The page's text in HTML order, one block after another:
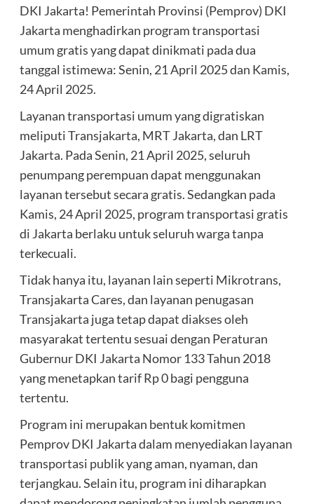
DKI Jakarta! Pemerintah Provinsi (Pemprov) DKI
Jakarta menghadirkan program transportasi
umum gratis yang dapat dinikmati pada dua
tanggal istimewa: Senin, 21 April 2025 dan Kamis,
24 April 2025.
Layanan transportasi umum yang digratiskan
meliputi Transjakarta, MRT Jakarta, dan LRT
Jakarta. Pada Senin, 21 April 2025, seluruh
penumpang perempuan dapat menggunakan
layanan tersebut secara gratis. Sedangkan pada
Kamis, 24 April 2025, program transportasi gratis
di Jakarta berlaku untuk seluruh warga tanpa
terkecuali.
Tidak hanya itu, layanan lain seperti Mikrotrans,
Transjakarta Cares, dan layanan penugasan
Transjakarta juga tetap dapat diakses oleh
masyarakat tertentu sesuai dengan Peraturan
Gubernur DKI Jakarta Nomor 133 Tahun 2018
yang menetapkan tarif Rp 0 bagi pengguna
tertentu.
Program ini merupakan bentuk komitmen
Pemprov DKI Jakarta dalam menyediakan layanan
transportasi publik yang aman, nyaman, dan
terjangkau. Selain itu, program ini diharapkan